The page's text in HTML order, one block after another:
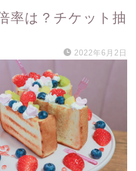
率は？チケット抽
2022年6月2日